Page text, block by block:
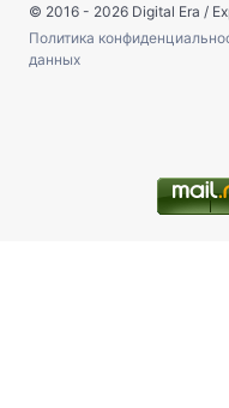
© 2016 - 2026 Digital Era /
Политика
данных